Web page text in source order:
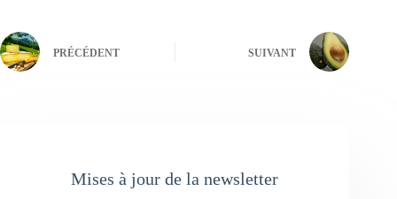
PRÉCÉDENT SUIVANT
Mises à jour de la newsletter